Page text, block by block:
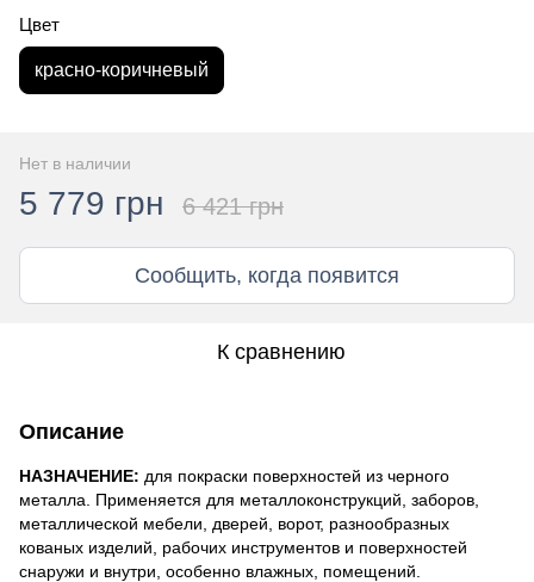
Цвет
красно-коричневый
Нет в наличии
5 779 грн 6 421 грн
Сообщить, когда появится
К сравнению
Описание
НАЗНАЧЕНИЕ: для покраски поверхностей из черного
металла. Применяется для металлоконструкций, заборов,
металлической мебели, дверей, ворот, разнообразных
кованых изделий, рабочих инструментов и поверхностей
снаружи и внутри, особенно влажных, помещений.